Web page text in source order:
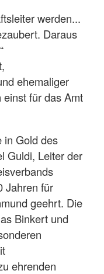
werden...
Daraus
ehemaliger
einst für das Amt
in Gold des
Guldi, Leiter der
Jahren für
geehrt. Die
Binkert und
ehrenden